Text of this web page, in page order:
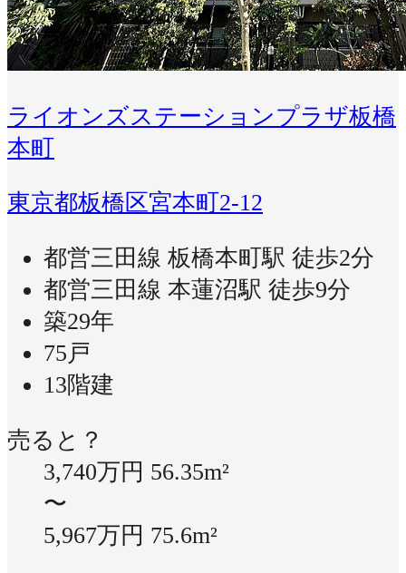
ライオンズステーションプラザ板橋
本町
東京都板橋区宮本町2-12
都営三田線 板橋本町駅 徒歩2分
都営三田線 本蓮沼駅 徒歩9分
築29年
75戸
13階建
売ると？
3,740万円 56.35m²
〜
5,967万円 75.6m²